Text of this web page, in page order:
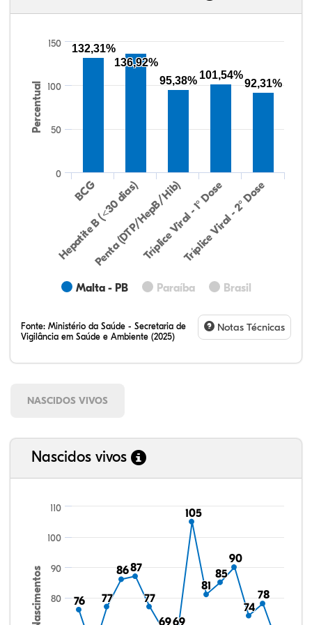
Percentual
Malta - PB Paraíba Brasil
BCG
Hepatite B (<30 dias)
Penta (DTP/HepB/Hib)Tríplice Viral - 1° Dose
Tríplice Viral - 2° Dose
0
50
100
150
132,31%
136,92%
95,38% 101,54%
92,31%
Fonte: Ministério da Saúde - Secretaria de
Vigilância em Saúde e Ambiente (2025)
Notas Técnicas
NASCIDOS VIVOS
Nascidos vivos
Nascimentos 76
76 77
77
86
8687
87
77
77
69
6969
69
105
105
81
81
85
85
90
90
74
74
78
78
80
90
100
110